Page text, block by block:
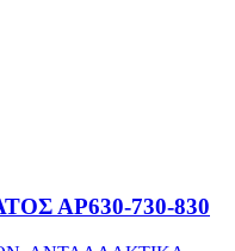
ΑΡ630-730-830